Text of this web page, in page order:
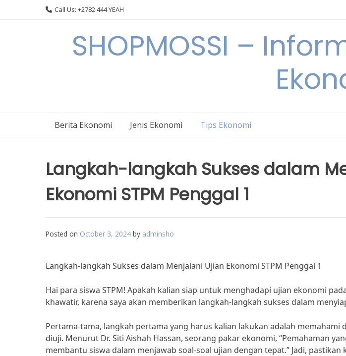
Call Us: +2782 444 YEAH
SHOPMOSSI –
Berita Ekonomi Jenis Ekonomi Tips Ekonomi
Langkah-langkah Sukses dalam
Ekonomi STPM Penggal 1
Posted on October 3, 2024 by adminsho
Langkah-langkah Sukses dalam Menjalani Ujian Ekonomi STPM Penggal 1
Hai para siswa STPM! Apakah kalian siap untuk menghadapi ujian ekonomi
khawatir, karena saya akan memberikan langkah-langkah sukses dalam
Pertama-tama, langkah pertama yang harus kalian lakukan adalah memahami
diuji. Menurut Dr. Siti Aishah Hassan, seorang pakar ekonomi, “Pemahaman
membantu siswa dalam menjawab soal-soal ujian dengan tepat.” Jadi,